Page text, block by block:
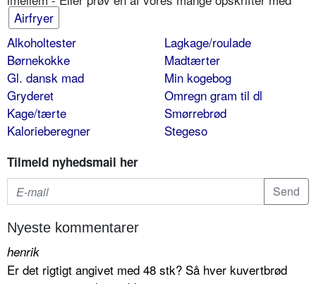
Airfryer
Alkoholtester
Børnekokke
Gl. dansk mad
Gryderet
Kage/tærte
Kalorieberegner
Lagkage/roulade
Madtærter
Min kogebog
Omregn gram til dl
Smørrebrød
Stegeso
Tilmeld nyhedsmail her
Nyeste kommentarer
henrik
Er det rigtigt angivet med 48 stk? Så hver kuvertbrød